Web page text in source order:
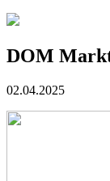
DOM
02.04.2025